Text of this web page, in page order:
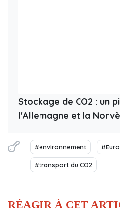
Stockage de CO2 : un
l'Allemagne et la
#environnement
#transport du CO2